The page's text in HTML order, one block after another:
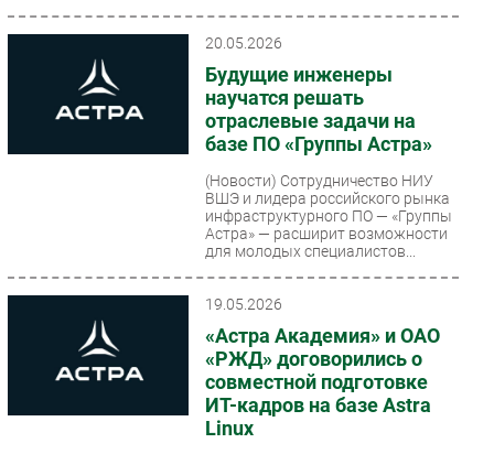
20.05.2026
Будущие инженеры
научатся решать
отраслевые задачи на
базе ПО «Группы Астра»
(Новости) Сотрудничество НИУ
ВШЭ и лидера российского рынка
инфраструктурного ПО — «Группы
Астра» — расширит возможности
для молодых специалистов...
19.05.2026
«Астра Академия» и ОАО
«РЖД» договорились о
совместной подготовке
ИТ-кадров на базе Astra
Linux